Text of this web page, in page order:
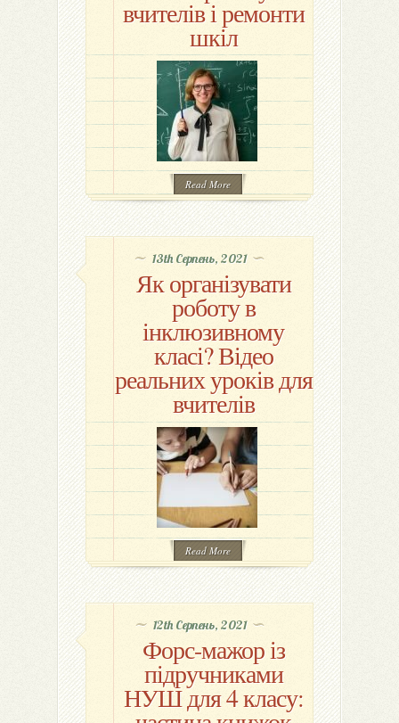
вчителів і ремонти
шкіл
Read More
13th Серпень, 2021
Як організувати
роботу в
інклюзивному
класі? Відео
реальних уроків для
вчителів
Read More
12th Серпень, 2021
Форс-мажор із
підручниками
НУШ для 4 класу: